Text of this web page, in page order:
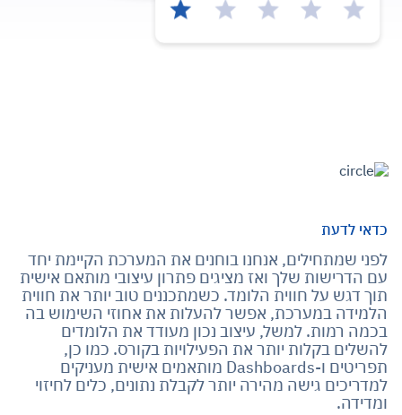
כדאי לדעת
לפני שמתחילים, אנחנו בוחנים את המערכת הקיימת יחד
עם הדרישות שלך ואז מציגים פתרון עיצובי מותאם אישית
תוך דגש על חווית הלומד. כשמתכננים טוב יותר את חווית
הלמידה במערכת, אפשר להעלות את אחוזי השימוש בה
בכמה רמות. למשל, עיצוב נכון מעודד את הלומדים
להשלים בקלות יותר את הפעילויות בקורס. כמו כן,
תפריטים ו-Dashboards מותאמים אישית מעניקים
למדריכים גישה מהירה יותר לקבלת נתונים, כלים לחיזוי
ומדידה.